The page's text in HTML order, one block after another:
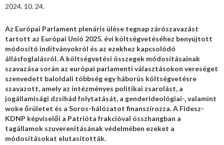
2024. 10. 24.
Az Európai Parlament plenáris ülése tegnap zárószavazást
tartott az Európai Unió 2025. évi költségvetéséhez benyújtott
módosító indítványokról és az ezekhez kapcsolódó
állásfoglalásról. A költségvetési összegek módosításainak
szavazása során az európai parlamenti választásokon vereséget
szenvedett baloldali többség egy háborús költségvetésre
szavazott, amely az intézményes politikai zsarolást, a
jogállamisági dzsihád folytatását, a genderideológiai-, valamint
woke őrületet és a Soros-hálózatot finanszírozza. A Fidesz-
KDNP képviselői a Patrióta frakcióval összhangban a
tagállamok szuverenitásának védelmében ezeket a
módosításokat elutasították.